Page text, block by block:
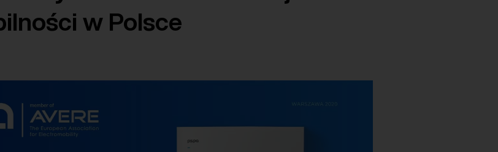
w Polsce